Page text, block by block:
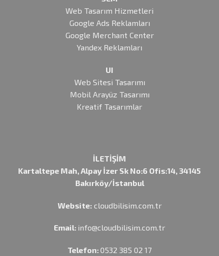
Web Tasarım Hizmetleri
Google Ads Reklamları
Google Merchant Center
Yandex Reklamları
UI
Web Sitesi Tasarımı
Mobil Arayüz Tasarımı
Kreatif Tasarımlar
İLETİŞİM
Kartaltepe Mah, Alpay İzer Sk No:6 Ofis:14, 34145
Bakırköy/İstanbul
Website: cloudbilisim.com.tr
Email: info@cloudbilisim.com.tr
Telefon:0532 385 02 17